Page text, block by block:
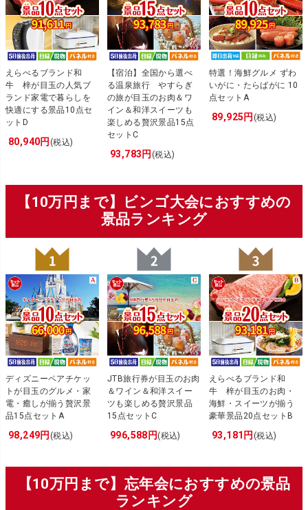
えらべるブランド和
牛 梓が目玉の人気ブ
ランド家電で暮らしを
快適にする景品10点セ
ットD
80,940円 (税込)
【宿泊】全国から選べ
る温泉旅行 やすらぎ
の旅が目玉のお肉＆ワ
イン＆和洋スイーツも
楽しめる贅沢景品15点
セットC
93,783円 (税込)
特選！海鮮グルメ ずわ
いがに・たらばがに 10
点セットA
89,925円 (税込)
【10万円まで】ビンゴ大会におすすめの
景品ランキング
ディズニーペアチケッ
トが目玉のグルメ・家
電・癒しが揃う贅沢景
品15点セットA
98,249円 (税込)
JTB旅行券が目玉のお肉
＆ワイン＆和洋スイー
ツも楽しめる贅沢景品
15点セットC
996,588円 (税込)
えらべるブランド和
牛 梓が目玉のお肉・
海鮮・スイーツが揃う
豪華景品20点セットB
93,181円 (税込)
【10万円まで】忘年会におすすめの景品
ランキング